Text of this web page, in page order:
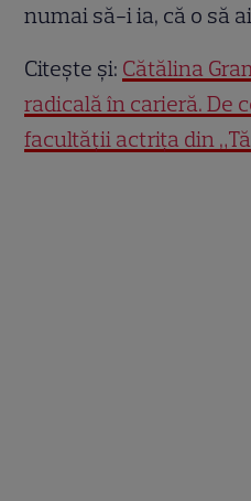
numai să-i ia, că o să
Citește și: Cătălina
radicală în carieră. De
facultății actrița din